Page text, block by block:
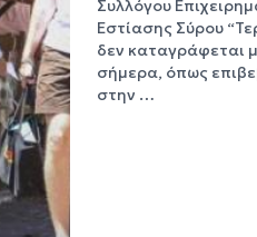
Συλλόγου
Εστίασης Σύρου
δεν καταγράφεται
σήμερα, όπως
στην …